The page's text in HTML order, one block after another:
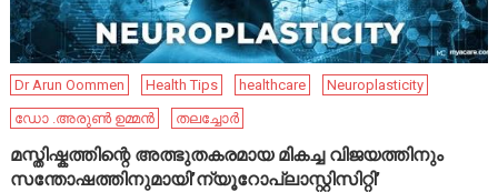
Dr Arun Oommen Health Tips healthcare
Neuroplasticity
ഡോ .അരുൺ ഉമ്മൻ
തലച്ചോർ
മസ്തിഷ്കത്തിന്റെ അത്ഭുതകരമായ മികച്ച വിജയത്തിനും
സന്തോഷത്തിനുമായി’ന്യൂറോപ്ലാസ്റ്റിസിറ്റി’